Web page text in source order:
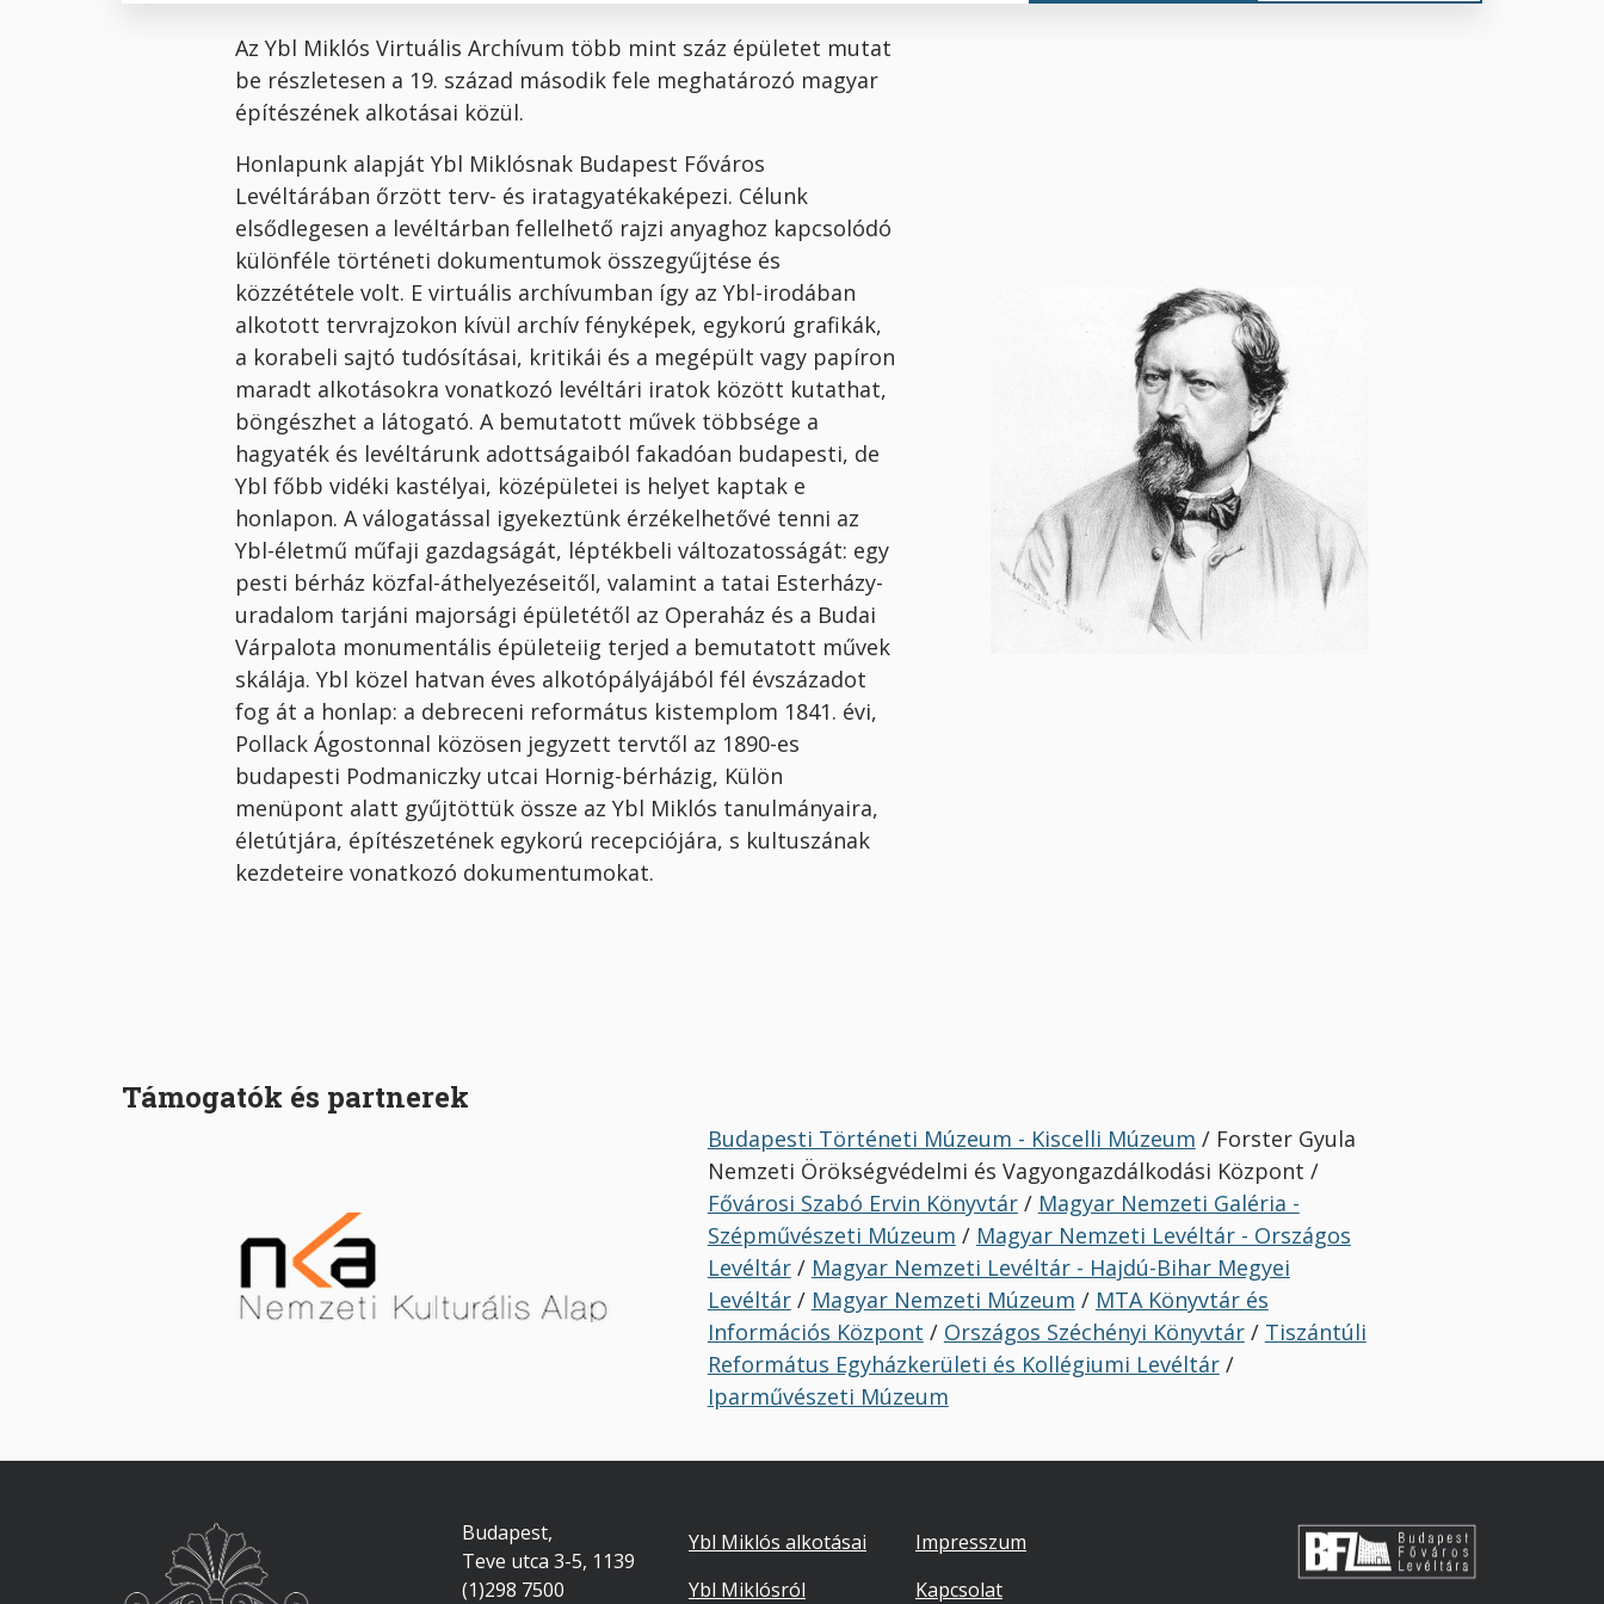
Az Ybl Miklós Virtuális Archívum több mint száz épületet mutat
be részletesen a 19. század második fele meghatározó magyar
építészének alkotásai közül.
Honlapunk alapját Ybl Miklósnak Budapest Főváros
Levéltárában őrzött terv- és iratagyatékaképezi. Célunk
elsődlegesen a levéltárban fellelhető rajzi anyaghoz kapcsolódó
különféle történeti dokumentumok összegyűjtése és
közzététele volt. E virtuális archívumban így az Ybl-irodában
alkotott tervrajzokon kívül archív fényképek, egykorú grafikák,
a korabeli sajtó tudósításai, kritikái és a megépült vagy papíron
maradt alkotásokra vonatkozó levéltári iratok között kutathat,
böngészhet a látogató. A bemutatott művek többsége a
hagyaték és levéltárunk adottságaiból fakadóan budapesti, de
Ybl főbb vidéki kastélyai, középületei is helyet kaptak e
honlapon. A válogatással igyekeztünk érzékelhetővé tenni az
Ybl-életmű műfaji gazdagságát, léptékbeli változatosságát: egy
pesti bérház közfal-áthelyezéseitől, valamint a tatai Esterházy-
uradalom tarjáni majorsági épületétől az Operaház és a Budai
Várpalota monumentális épületeiig terjed a bemutatott művek
skálája. Ybl közel hatvan éves alkotópályájából fél évszázadot
fog át a honlap: a debreceni református kistemplom 1841. évi,
Pollack Ágostonnal közösen jegyzett tervtől az 1890-es
budapesti Podmaniczky utcai Hornig-bérházig, Külön
menüpont alatt gyűjtöttük össze az Ybl Miklós tanulmányaira,
életútjára, építészetének egykorú recepciójára, s kultuszának
kezdeteire vonatkozó dokumentumokat.
Támogatók és partnerek
Budapesti Történeti Múzeum - Kiscelli Múzeum / Forster Gyula
Nemzeti Örökségvédelmi és Vagyongazdálkodási Központ /
Fővárosi Szabó Ervin Könyvtár/ Magyar Nemzeti Galéria -
Szépművészeti Múzeum / Magyar Nemzeti Levéltár - Országos
Levéltár/ Magyar Nemzeti Levéltár - Hajdú-Bihar Megyei
Levéltár/ Magyar Nemzeti Múzeum / MTA Könyvtár és
Információs Központ / Országos Széchényi Könyvtár/ Tiszántúli
Református Egyházkerületi és Kollégiumi Levéltár/
Iparművészeti Múzeum
Budapest,
Teve utca 3-5, 1139
(1)298 7500
Footer
Ybl Miklós alkotásai
Ybl Miklósról
Lábléc
Impresszum
Kapcsolat